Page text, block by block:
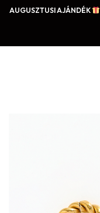
AUGUSZTUSI AJÁNDÉK